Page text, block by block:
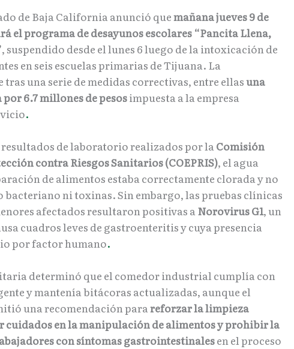
de Baja California anunció quemañana jueves 9 de
el programa de desayunos escolares “Pancita Llena,
, suspendido desde el lunes 6 luego de la intoxicación de
en seis escuelas primarias de Tijuana. La
una serie de medidas correctivas, entre ellasuna
6.7 millones de pesosimpuesta a la empresa
.
resultados de laboratorio realizados por laComisión
contra Riesgos Sanitarios (COEPRIS), el agua
de alimentos estaba correctamente clorada y no
ni toxinas. Sin embargo, las pruebas clínicas
afectados resultaron positivas aNorovirus G1, un
cuadros leves de gastroenteritis y cuya presencia
por factor humano.
determinó que el comedor industrial cumplía con
y mantenía bitácoras actualizadas, aunque el
una recomendación parareforzar la limpieza
cuidados en la manipulación de alimentos y prohibir la
con síntomas gastrointestinalesen el proceso